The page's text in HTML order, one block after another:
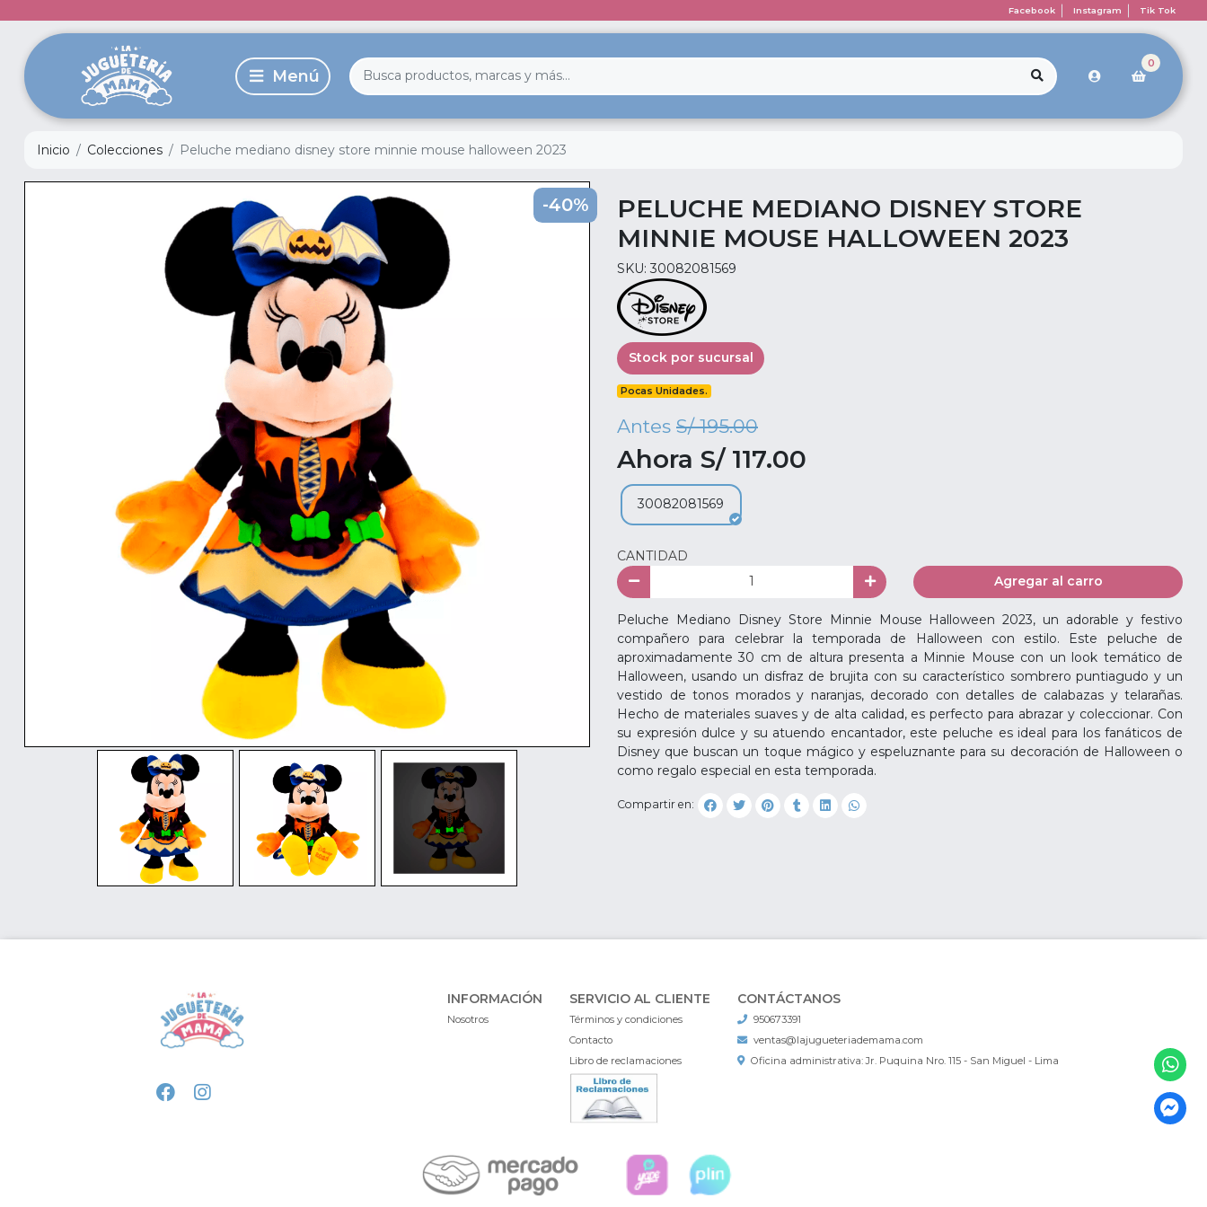
Facebook Instagram Tik Tok
0
Inicio Colecciones Peluche mediano disney store minnie mouse halloween 2023
-40%
PELUCHE MEDIANO DISNEY STORE
MINNIE MOUSE HALLOWEEN 2023
SKU: 30082081569
Stock por sucursal
Pocas Unidades.
Antes S/ 195.00
Ahora S/ 117.00
30082081569
CANTIDAD
Agregar al carro
Peluche Mediano Disney Store Minnie Mouse Halloween 2023, un adorable y festivo
compañero para celebrar la temporada de Halloween con estilo. Este peluche de
aproximadamente 30 cm de altura presenta a Minnie Mouse con un look temático de
Halloween, usando un disfraz de brujita con su característico sombrero puntiagudo y un
vestido de tonos morados y naranjas, decorado con detalles de calabazas y telarañas.
Hecho de materiales suaves y de alta calidad, es perfecto para abrazar y coleccionar. Con
su expresión dulce y su atuendo encantador, este peluche es ideal para los fanáticos de
Disney que buscan un toque mágico y espeluznante para su decoración de Halloween o
como regalo especial en esta temporada.
Compartir en:
INFORMACIÓN
Nosotros
SERVICIO AL CLIENTE
Términos y condiciones
Contacto
Libro de reclamaciones
CONTÁCTANOS
950673391
ventas@lajugueteriademama.com
Oficina administrativa: Jr. Puquina Nro. 115 - San Miguel - Lima